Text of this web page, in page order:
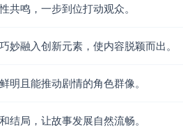
安失踪母亲最珍贵的东西”。
中合作陷入漩涡，她失踪与怀瑾有关，
共鸣，一步到位打动观众。
融入创新元素，使内容脱颖而出。
且能推动剧情的角色群像。
局，让故事发展自然流畅。